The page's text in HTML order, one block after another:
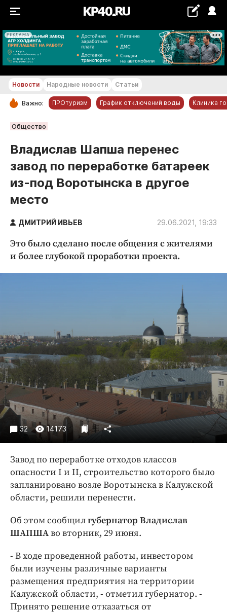
РЕКЛАМА
+20...+21 °С
РУБРИКИ
Новости компаний
Статьи
Народные новости
Авто и транспорт
Благоустройство
Культура
Недвижимость и ЖКХ
Происшествия
Спорт
Экономика и бизнес
ПРОЕКТЫ
Блоги
Издания
Медиаперсона
Интересное чтиво
Клиника года
Бренд года
Работодатель года
Новости Народные новости Статьи
Важно: ПРОтуризм График отключений воды Клиника
Общество
Владислав Шапша перенес
завод по переработке батареек
из-под Воротынска в другое
место
ДМИТРИЙ ИВЬЕВ 29.06.2021, 19:33
Это было сделано после общения с жителями
и более глубокой проработки проекта.
32 14173
Завод по переработке отходов классов
опасности I и II, строительство которого было
запланировано возле Воротынска в Калужской
области, решили перенести.
Об этом сообщилгубернатор Владислав
ШАПШАво вторник, 29 июня.
- В ходе проведенной работы, инвестором
были изучены различные варианты
размещения предприятия на территории
Калужской области, - отметил губернатор. -
Принято решение отказаться от